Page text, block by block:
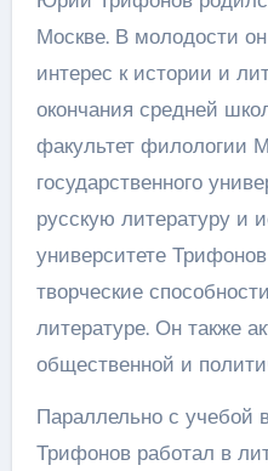
Москве. В молодости
интерес к истории и
окончания средней
факультет филологии
государственного
русскую литературу и
университете
творческие
литературе. Он также
общественной и
Параллельно с учебой
Трифонов работал в